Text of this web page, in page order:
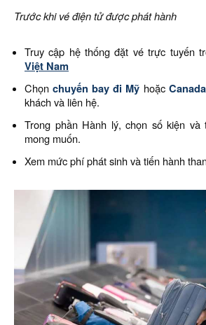
Trước khi vé điện tử được phát hành
Truy cập hệ thống đặt vé trực tuyến
Việt Nam
Chọnchuyến bay đi Mỹ hoặc Canada
khách và liên hệ.
Trong phần Hành lý, chọn số kiện và
mong muốn.
Xem mức phí phát sinh và tiến hành